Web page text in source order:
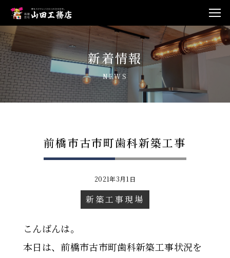
新着情報
NEWS
前橋市古市町歯科新築工事
2021年3月1日
新築工事現場
こんばんは。
本日は、前橋市古市町歯科新築工事状況を